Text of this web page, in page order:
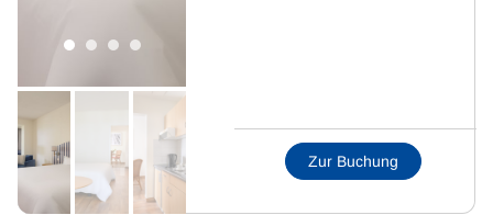
und Dusche
Flachbild-Fernseher
Zur Buchung